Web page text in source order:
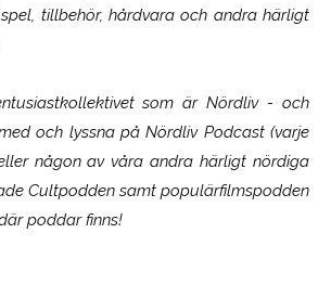
tillbehör, hårdvara och andra härligt
som ärNördliv- och
och lyssna på Nördliv Podcast (varje
någon av våra andra härligt nördiga
Cultpodden samt populärfilmspodden
poddar finns!